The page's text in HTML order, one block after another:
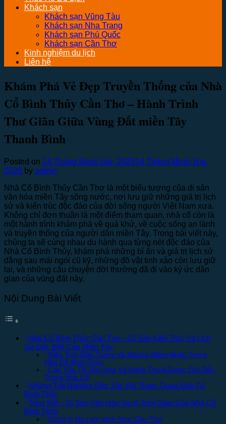
Khách sạn
Khách sạn Vũng Tàu
Khách sạn Nha Trang
Khách sạn Phú Quốc
Khách sạn Cần Thơ
Kinh nghiệm du lịch
Liên hệ
Khám Phá Vẻ Đẹp Truyền Thống của Nhà
Cổ Bình Thủy Cần Thơ – Hành Trình
Thư Giãn Giữa Vùng Đất miền Tây
Thanh Bình
Posted on 14 Tháng Mười Hai, 202514 Tháng Mười Hai,
2025 by admin
Nhà Cổ Bình Thủy Cần Thơ là một biểu tượng của di sản
văn hóa miền Tây sông nước, nơi lưu giữ những giá trị lịch
sử và kiến trúc độc đáo của đời sống người Việt Nam xưa.
Không chỉ đơn thuần là một điểm tham quan, nhà cổ còn là
một hành trình khám phá về quá khứ, về cuộc sống an lành
và truyền thống của người dân miền Tây. Trong bài viết này,
chúng ta sẽ cùng nhau du hành qua từng nét độc đáo của
Nhà Cổ Bình Thủy, khám phá những bí ẩn và giá trị lịch sử
đằng sau mái ngói cũ kỹ, những đồ vật tinh xảo còn lưu giữ
lại, và những câu chuyện đời thường đã đi vào ký ức dân
gian của vùng đất này.
Nội Dung Bài Viết
Nhà Cổ Bình Thủy Cần Thơ – Di Sản Kiến Trúc Và Lịch
Sử Đặc Biệt Của Miền Tây
Kiến Trúc Đặc Trưng Và Những Điểm Nhấn Trong
Nhà Cổ Bình Thủy
Các Yếu Tố Văn Hóa Và Nghệ Thuật Được Ghi Dấu
Trong Nhà Cổ
Những Trải Nghiệm Đặc Sắc Khi Tham Quan Nhà Cổ
Bình Thủy
Tổng Kết – Di Sản Văn Hóa Vượt Thời Gian Của Nhà Cổ
Bình Thủy
Công ty Du Lịch Vinh Tour Cần Thơ